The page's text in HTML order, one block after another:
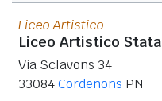
Liceo Artistico
Liceo Artistico
Via Sclavons 34
33084Cordenons PN